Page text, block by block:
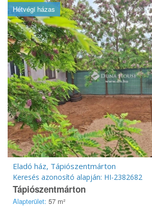
Hétvégi házas
Eladó ház, Tápiószentmárton
Keresés azonosító alapján: HI-2382682
Tápiószentmárton
Alapterület: 57 m²